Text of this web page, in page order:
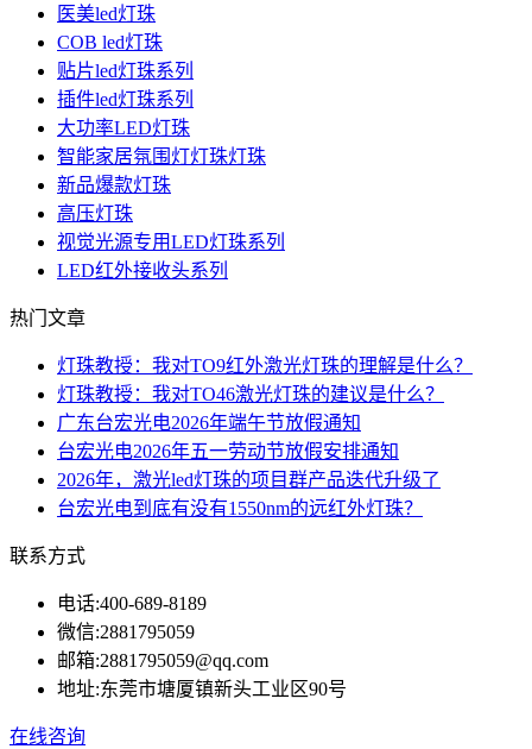
医美led灯珠
COB led灯珠
贴片led灯珠系列
插件led灯珠系列
大功率LED灯珠
智能家居氛围灯灯珠灯珠
新品爆款灯珠
高压灯珠
视觉光源专用LED灯珠系列
LED红外接收头系列
热门文章
灯珠教授：我对TO9红外激光灯珠的理解是什么？
灯珠教授：我对TO46激光灯珠的建议是什么？
广东台宏光电2026年端午节放假通知
台宏光电2026年五一劳动节放假安排通知
2026年，激光led灯珠的项目群产品迭代升级了
台宏光电到底有没有1550nm的远红外灯珠？
联系方式
电话:400-689-8189
微信:2881795059
邮箱:2881795059@qq.com
地址:东莞市塘厦镇新头工业区90号
在线咨询